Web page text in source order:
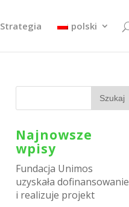
Strategia polski
Najnowsze
wpisy
Fundacja Unimos
uzyskała dofinansowanie
i realizuje projekt